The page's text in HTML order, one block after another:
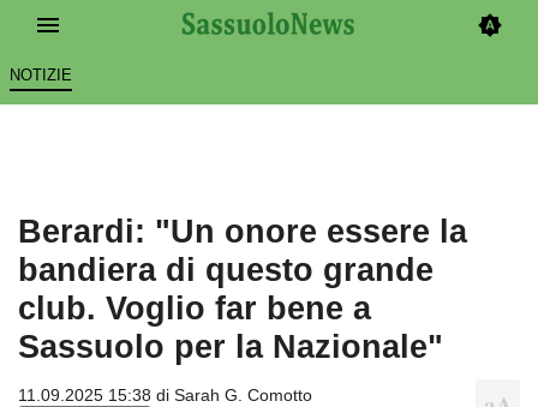
NOTIZIE
Berardi: "Un onore essere la
bandiera di questo grande
club. Voglio far bene a
Sassuolo per la Nazionale"
11.09.2025 15:38 di Sarah G. Comotto